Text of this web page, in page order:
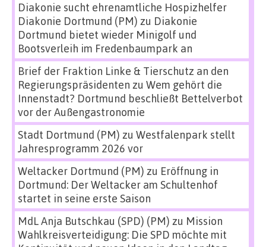
Diakonie sucht ehrenamtliche Hospizhelfer
Diakonie Dortmund (PM) zu Diakonie
Dortmund bietet wieder Minigolf und
Bootsverleih im Fredenbaumpark an
Brief der Fraktion Linke & Tierschutz an den
Regierungspräsidenten zu Wem gehört die
Innenstadt? Dortmund beschließt Bettelverbot
vor der Außengastronomie
Stadt Dortmund (PM) zu Westfalenpark stellt
Jahresprogramm 2026 vor
Weltacker Dortmund (PM) zu Eröffnung in
Dortmund: Der Weltacker am Schultenhof
startet in seine erste Saison
MdL Anja Butschkau (SPD) (PM) zu Mission
Wahlkreisverteidigung: Die SPD möchte mit